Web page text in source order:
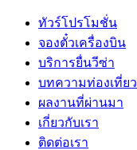
ทัวร์โปรโมชั่น
จองตั๋วเครื่องบิน
บริการยื่นวีซ่า
บทความท่องเที่ยว
ผลงานที่ผ่านมา
เกี่ยวกับเรา
ติดต่อเรา